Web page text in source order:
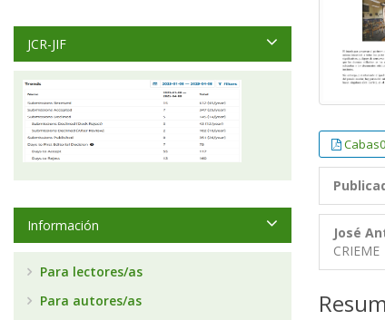
José
CRIEME
JCR-JIF
Información
Para lectores/as
Para autores/as